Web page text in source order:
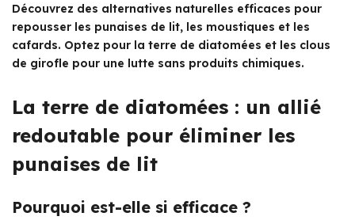
Découvrez des alternatives naturelles efficaces pour
repousser les punaises de lit, les moustiques et les
cafards. Optez pour la terre de diatomées et les clous
de girofle pour une lutte sans produits chimiques.
La terre de diatomées : un allié
redoutable pour éliminer les
punaises de lit
Pourquoi est-elle si efficace ?